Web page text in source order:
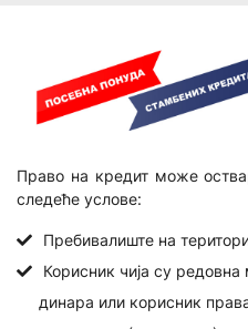
КРЕДИТИ
Готовински кредити
Кредити за
Потрошачки кредити
Ауто кредити
Стамбени кредит
Платни промет у земљи
Платни промет у
ПЛАТНЕ КАРТИЦЕ
Visa дебитна
Mastercard дебитна
Е-СЕРВИСИ
Интернет банкарство
Мобилно банкарство
Пољопривредни кредити
ТАРИФА НАКНАДА
Штедне обвезнице
ДЕВИЗНО-
Купопродаја девиза
Депозити
Овлашћени мењачи
Мењачки послови
Право на кредит може
следеће услове:
Пребивалиште на
Корисник чија су
динара или корисник